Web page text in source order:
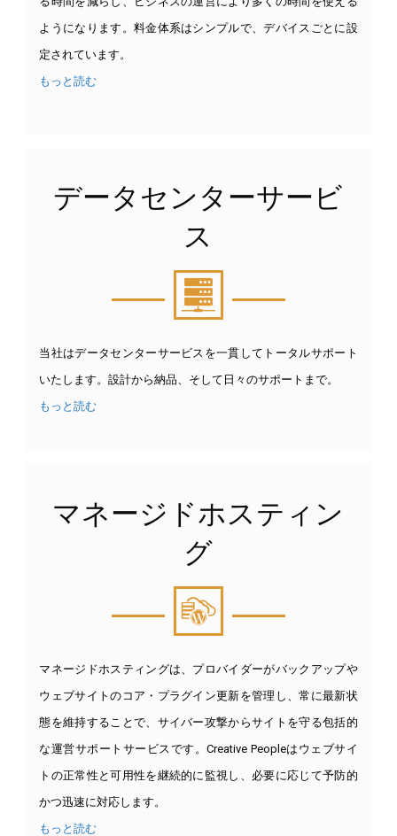
ようになります。料金体系はシンプルで、デバイスごとに設
定されています。
もっと読む
データセンターサービ
ス
当社はデータセンターサービスを一貫してトータルサポート
いたします。設計から納品、そして日々のサポートまで。
もっと読む
マネージドホスティン
グ
マネージドホスティングは、プロバイダーがバックアップや
ウェブサイトのコア・プラグイン更新を管理し、常に最新状
態を維持することで、サイバー攻撃からサイトを守る包括的
な運営サポートサービスです。Creative Peopleはウェブサイ
トの正常性と可用性を継続的に監視し、必要に応じて予防的
かつ迅速に対応します。
もっと読む